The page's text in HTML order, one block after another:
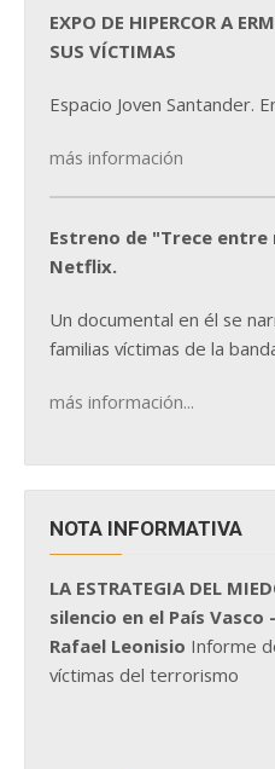
EXPO DE HIPERCOR A
SUS VÍCTIMAS
Espacio Joven Santander.
más información
Estreno de "Trece
Netflix.
Un documental en él se
familias víctimas de la
más información...
NOTA INFORMATIVA
LA ESTRATEGIA DEL
silencio en el País Vasco
Rafael Leonisio Informe
víctimas del terrorismo